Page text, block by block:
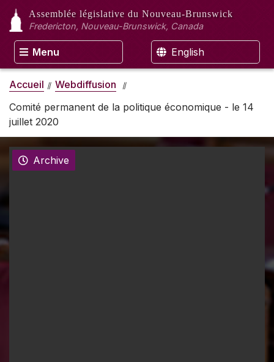
Assemblée législative du Nouveau-Brunswick
Fredericton, Nouveau-Brunswick, Canada
Menu English
Accueil
Webdiffusion
Comité permanent de la politique économique - le 14
juillet 2020
Archive